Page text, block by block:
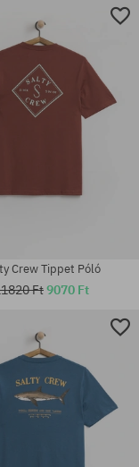
méretek:
méretek:
Crew Tippet Póló
Ft9070 Ft